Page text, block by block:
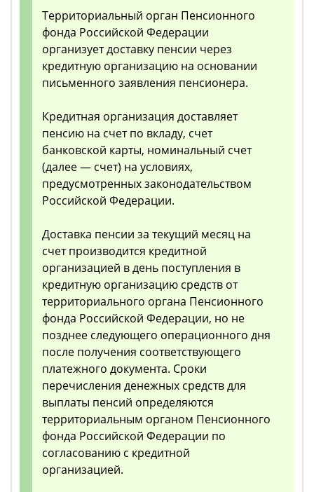
Территориальный орган Пенсионного
фонда Российской Федерации
организует доставку пенсии через
кредитную организацию на основании
письменного заявления пенсионера.
Кредитная организация доставляет
пенсию на счет по вкладу, счет
банковской карты, номинальный счет
(далее — счет) на условиях,
предусмотренных законодательством
Российской Федерации.
Доставка пенсии за текущий месяц на
счет производится кредитной
организацией в день поступления в
кредитную организацию средств от
территориального органа Пенсионного
фонда Российской Федерации, но не
позднее следующего операционного дня
после получения соответствующего
платежного документа. Сроки
перечисления денежных средств для
выплаты пенсий определяются
территориальным органом Пенсионного
фонда Российской Федерации по
согласованию с кредитной
организацией.